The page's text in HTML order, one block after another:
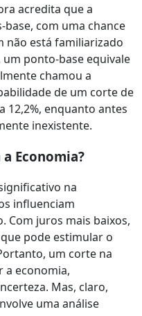
acredita que a
com uma chance
não está familiarizado
ponto-base equivale
chamou a
de um corte de
12,2%, enquanto antes
inexistente.
Economia?
na
influenciam
Com juros mais baixos,
pode estimular o
um corte na
a economia,
Mas, claro,
uma análise